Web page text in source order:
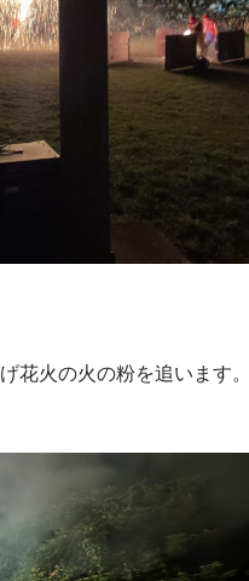
花火の火の粉を追います。